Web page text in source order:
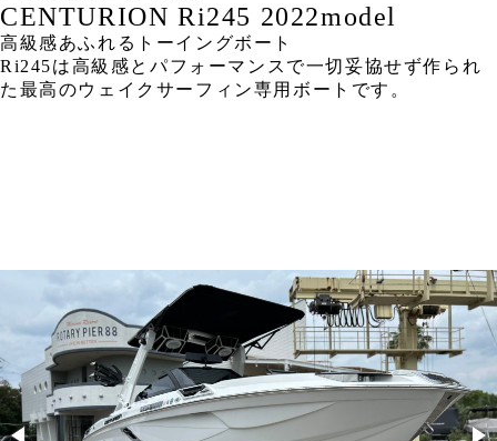
CENTURION Ri245 2022model
高級感あふれるトーイングボート
Ri245は高級感とパフォーマンスで一切妥協せず作られ
た最高のウェイクサーフィン専用ボートです。